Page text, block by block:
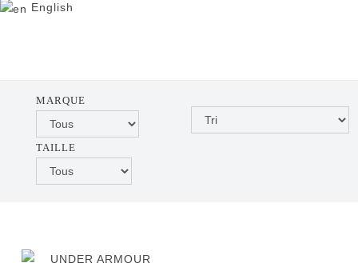
English
MARQUE
TAILLE